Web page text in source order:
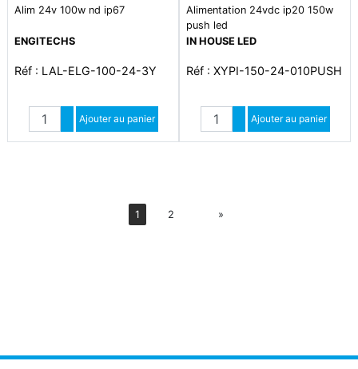
Alim 24v 100w nd ip67
ENGITECHS
Réf : LAL-ELG-100-24-3Y
Quantité
Augmenter quantité
Diminuer quantité
Ajouter au panier
Alimentation 24vdc ip20 150w
push led
IN HOUSE LED
Réf : XYPI-150-24-010PUSH
Quantité
Augmenter quantité
Diminuer quantité
Ajouter au panier
1 2 »Suiv